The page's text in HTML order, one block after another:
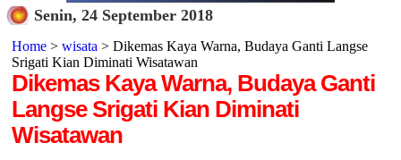
Senin, 24 September 2018
Home> wisata > Dikemas Kaya Warna, Budaya Ganti Langse
Srigati Kian Diminati Wisatawan
Dikemas Kaya Warna, Budaya Ganti
Langse Srigati Kian Diminati
Wisatawan